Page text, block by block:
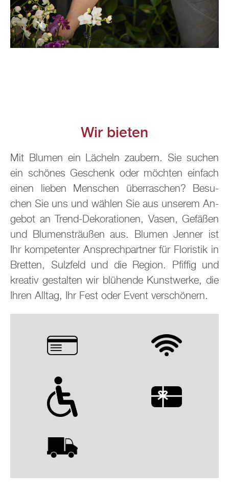
Wir bie­ten
Mit Blu­men ein Lä­cheln zau­bern. Sie su­chen
ein schö­nes Ge­schenk oder möch­ten ein­fach
einen lie­ben Men­schen über­ra­schen? Be­su­
chen Sie uns und wäh­len Sie aus un­se­rem An­
ge­bot an Trend-De­ko­ra­tio­nen, Vasen, Ge­fä­ßen
und Blu­men­sträu­ßen aus. Blu­men Jen­ner ist
Ihr kom­pe­ten­ter An­sprech­part­ner für Flo­ris­tik in
Brett­en, Sulz­feld und die Re­gi­on. Pfif­fig und
krea­tiv ge­stal­ten wir blü­hen­de Kunst­wer­ke, die
Ihren All­tag, Ihr Fest oder Event ver­schö­nern.